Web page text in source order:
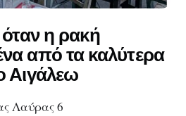
όταν η ρακή
από τα καλύτερα
Αιγάλεω
Λαύρας 6